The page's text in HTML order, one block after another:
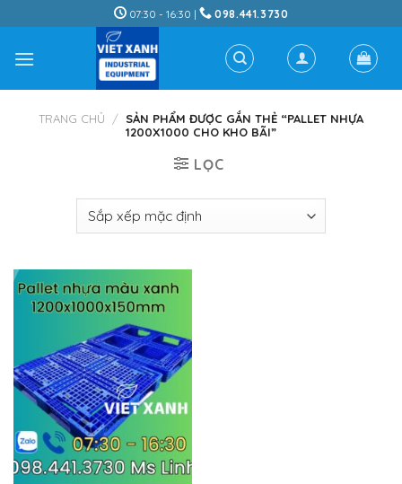
to
content
07:30 - 16:30 | 098.441.3730
TRANG CHỦ / SẢN PHẨM ĐƯỢC GẮN THẺ “PALLET NHỰA
1200X1000 CHO KHO BÃI”
LỌC